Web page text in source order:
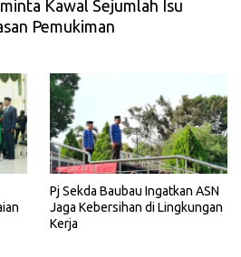
Kawal Sejumlah Isu
Pemukiman
Pj Sekda Baubau Ingatkan ASN
Jaga Kebersihan di Lingkungan
Kerja